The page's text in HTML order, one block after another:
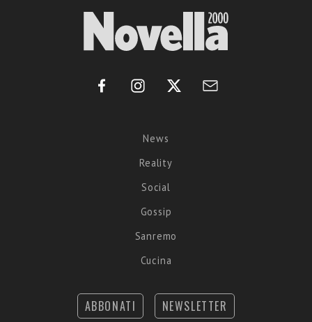
News
Reality
Social
Gossip
Sanremo
Cucina
ABBONATI NEWSLETTER